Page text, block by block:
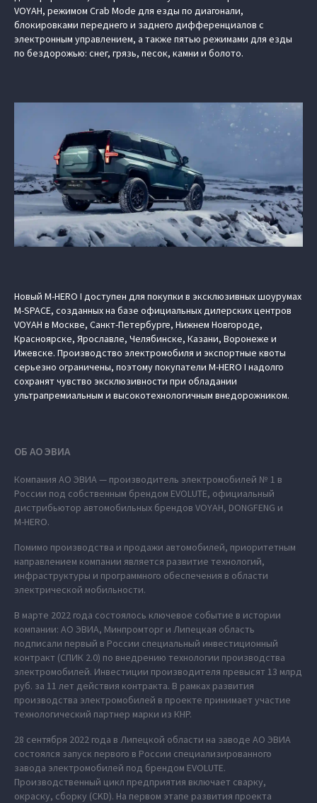
VOYAH, режимом Crab Mode для езды по диагонали,
блокировками переднего и заднего дифференциалов с
электронным управлением, а также пятью режимами для езды
по бездорожью: снег, грязь, песок, камни и болото.
Новый M‑HERO I доступен для покупки в эксклюзивных шоурумах
M-SPACE, созданных на базе официальных дилерских центров
VOYAH в Москве, Санкт-Петербурге, Нижнем Новгороде,
Красноярске, Ярославле, Челябинске, Казани, Воронеже и
Ижевске. Производство электромобиля и экспортные квоты
серьезно ограничены, поэтому покупатели M‑HERO I надолго
сохранят чувство эксклюзивности при обладании
ультрапремиальным и высокотехнологичным внедорожником.
ОБ АО ЭВИА
Компания АО ЭВИА — производитель электромобилей № 1 в
России под собственным брендом EVOLUTE, официальный
дистрибьютор автомобильных брендов VOYAH, DONGFENG и
M‑HERO.
Помимо производства и продажи автомобилей, приоритетным
направлением компании является развитие технологий,
инфраструктуры и программного обеспечения в области
электрической мобильности.
В марте 2022 года состоялось ключевое событие в истории
компании: АО ЭВИА, Минпромторг и Липецкая область
подписали первый в России специальный инвестиционный
контракт (СПИК 2.0) по внедрению технологии производства
электромобилей. Инвестиции производителя превысят 13 млрд
руб. за 11 лет действия контракта. В рамках развития
производства электромобилей в проекте принимает участие
технологический партнер марки из КНР.
28 сентября 2022 года в Липецкой области на заводе АО ЭВИА
состоялся запуск первого в России специализированного
завода электромобилей под брендом EVOLUTE.
Производственный цикл предприятия включает сварку,
окраску, сборку (CKD). На первом этапе развития проекта